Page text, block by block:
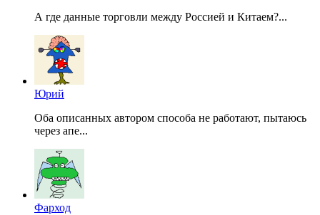
А где данные торговли между Россией и Китаем?...
Юрий
Оба описанных автором способа не работают, пытаюсь
через апе...
Фарход